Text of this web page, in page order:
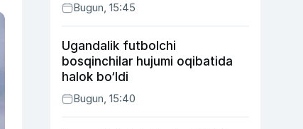
Bugun, 15:45
Ugandalik futbolchi
bosqinchilar hujumi oqibatida
halok bo‘ldi
Bugun, 15:40